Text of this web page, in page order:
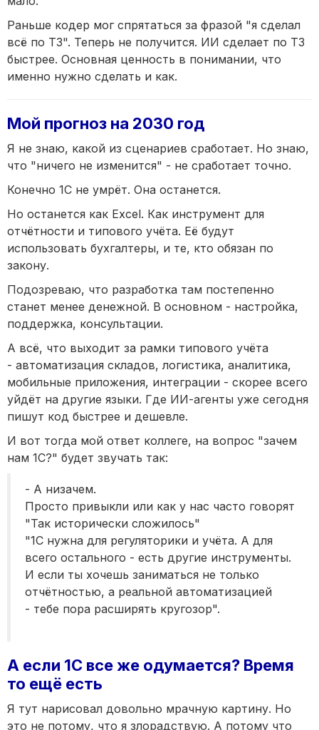
Раньше кодер мог спрятаться за фразой "я сделал
всё по ТЗ". Теперь не получится. ИИ сделает по ТЗ
быстрее. Основная ценность в понимании, что
именно нужно сделать и как.
Мой прогноз на 2030 год
Я не знаю, какой из сценариев сработает. Но знаю,
что "ничего не изменится" - не сработает точно.
Конечно 1С не умрёт. Она останется.
Но останется как Excel. Как инструмент для
отчётности и типового учёта. Её будут
использовать бухгалтеры, и те, кто обязан по
закону.
Подозреваю, что разработка там постепенно
станет менее денежной. В основном - настройка,
поддержка, консультации.
А всё, что выходит за рамки типового учёта
- автоматизация складов, логистика, аналитика,
мобильные приложения, интеграции - скорее всего
уйдёт на другие языки. Где ИИ-агенты уже сегодня
пишут код быстрее и дешевле.
И вот тогда мой ответ коллеге, на вопрос "зачем
нам 1С?" будет звучать так:
- А низачем.
Просто привыкли или как у нас часто говорят
"Так исторически сложилось"
"1С нужна для регуляторики и учёта. А для
всего остального - есть другие инструменты.
И если ты хочешь заниматься не только
отчётностью, а реальной автоматизацией
- тебе пора расширять кругозор".
А если 1С все же одумается? Время
то ещё есть
Я тут нарисовал довольно мрачную картину. Но
это не потому, что я злорадствую. А потому что